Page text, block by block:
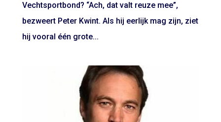
Vechtsportbond? “Ach, dat valt reuze mee”,
bezweert Peter Kwint. Als hij eerlijk mag zijn, ziet
hij vooral één grote...